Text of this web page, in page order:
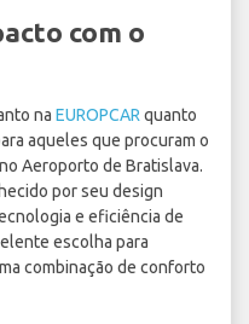
com o
na EUROPCAR quanto
aqueles que procuram o
Aeroporto de Bratislava.
por seu design
e eficiência de
escolha para
combinação de conforto